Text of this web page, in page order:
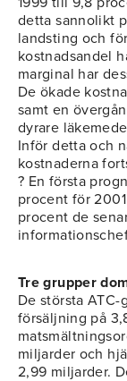
detta sannolikt
landsting och
kostnadsandel
marginal har
De ökade
samt en
dyrare
Inför detta och
kostnaderna
? En första
procent för
procent de
Tre grupper
De största
försäljning på
miljarder och
2,99 miljarder.